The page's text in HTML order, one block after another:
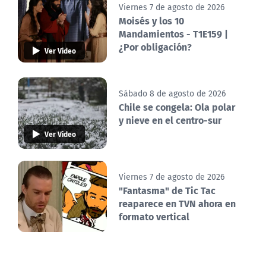
Ver Video
Viernes 7 de agosto de 2026
Moisés y los 10
Mandamientos - T1E159 |
¿Por obligación?
Ver Video
Sábado 8 de agosto de 2026
Chile se congela: Ola polar
y nieve en el centro-sur
Viernes 7 de agosto de 2026
"Fantasma" de Tic Tac
reaparece en TVN ahora en
formato vertical